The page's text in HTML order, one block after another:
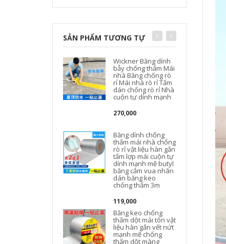
SẢN PHẨM TƯƠNG TỰ
Wickner Băng dính
bẫy chống thấm Mái
nhà Băng chống rò
rỉ Mái nhà rò rỉ Tấm
dán chống rò rỉ Nhà
cuộn tự dính mạnh
270,000
Băng dính chống
thấm mái nhà chống
rò rỉ vật liệu hàn gắn
tấm lợp mái cuộn tự
dính mạnh mẽ butyl
băng cắm vua nhãn
dán băng keo
chống thấm 3m
119,000
Băng keo chống
thấm dột mái tôn vật
liệu hàn gắn vết nứt
mạnh mẽ chống
thấm dột màng